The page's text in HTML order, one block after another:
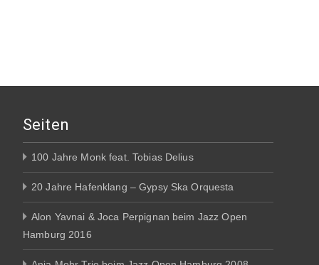
Seiten
100 Jahre Monk feat. Tobias Delius
20 Jahre Hafenklang – Gypsy Ska Orquesta
Alon Yavnai & Joca Perpignan beim Jazz Open
Hamburg 2016